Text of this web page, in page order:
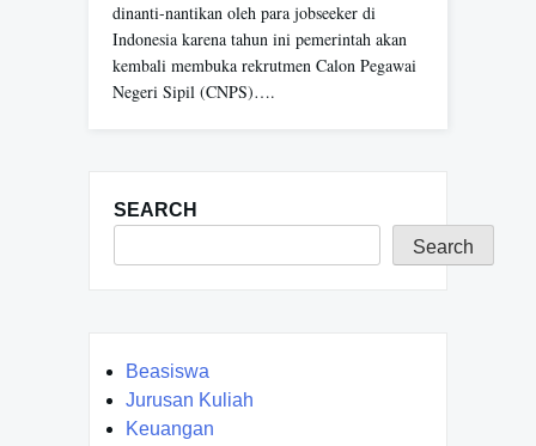
dinanti-nantikan oleh para jobseeker di
Indonesia karena tahun ini pemerintah akan
kembali membuka rekrutmen Calon Pegawai
Negeri Sipil (CNPS)….
SEARCH
Search
Beasiswa
Jurusan Kuliah
Keuangan